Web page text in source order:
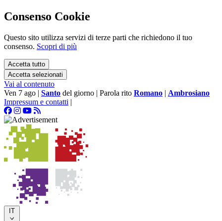
Consenso Cookie
Questo sito utilizza servizi di terze parti che richiedono il tuo
consenso. Scopri di più
Accetta tutto
Accetta selezionati
Vai al contenuto
Ven 7 ago | Santo del giorno | Parola rito Romano | Ambrosiano
Impressum e contatti |
IT